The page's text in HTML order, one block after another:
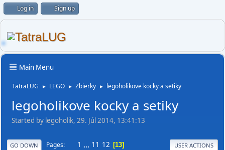
Log in Sign up
Main Menu
TatraLUG ► LEGO ► Zbierky ► legoholikove kocky a setiky
legoholikove kocky a setiky
Started by legoholik, 29. Júl 2014, 13:41:13
GO DOWN Pages 1 ... 11 12 13 USER ACTIONS